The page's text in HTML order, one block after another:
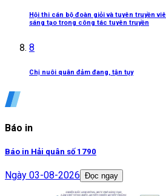
Hội thi cán bộ đoàn giỏi và tuyên truyền
sáng tạo trong công tác tuyên truyền
8
Chị nuôi quân đảm đang, tận tụy
Báo in
Báo in Hải quân số 1790
Ngày 03-08-2026 Đọc ngay